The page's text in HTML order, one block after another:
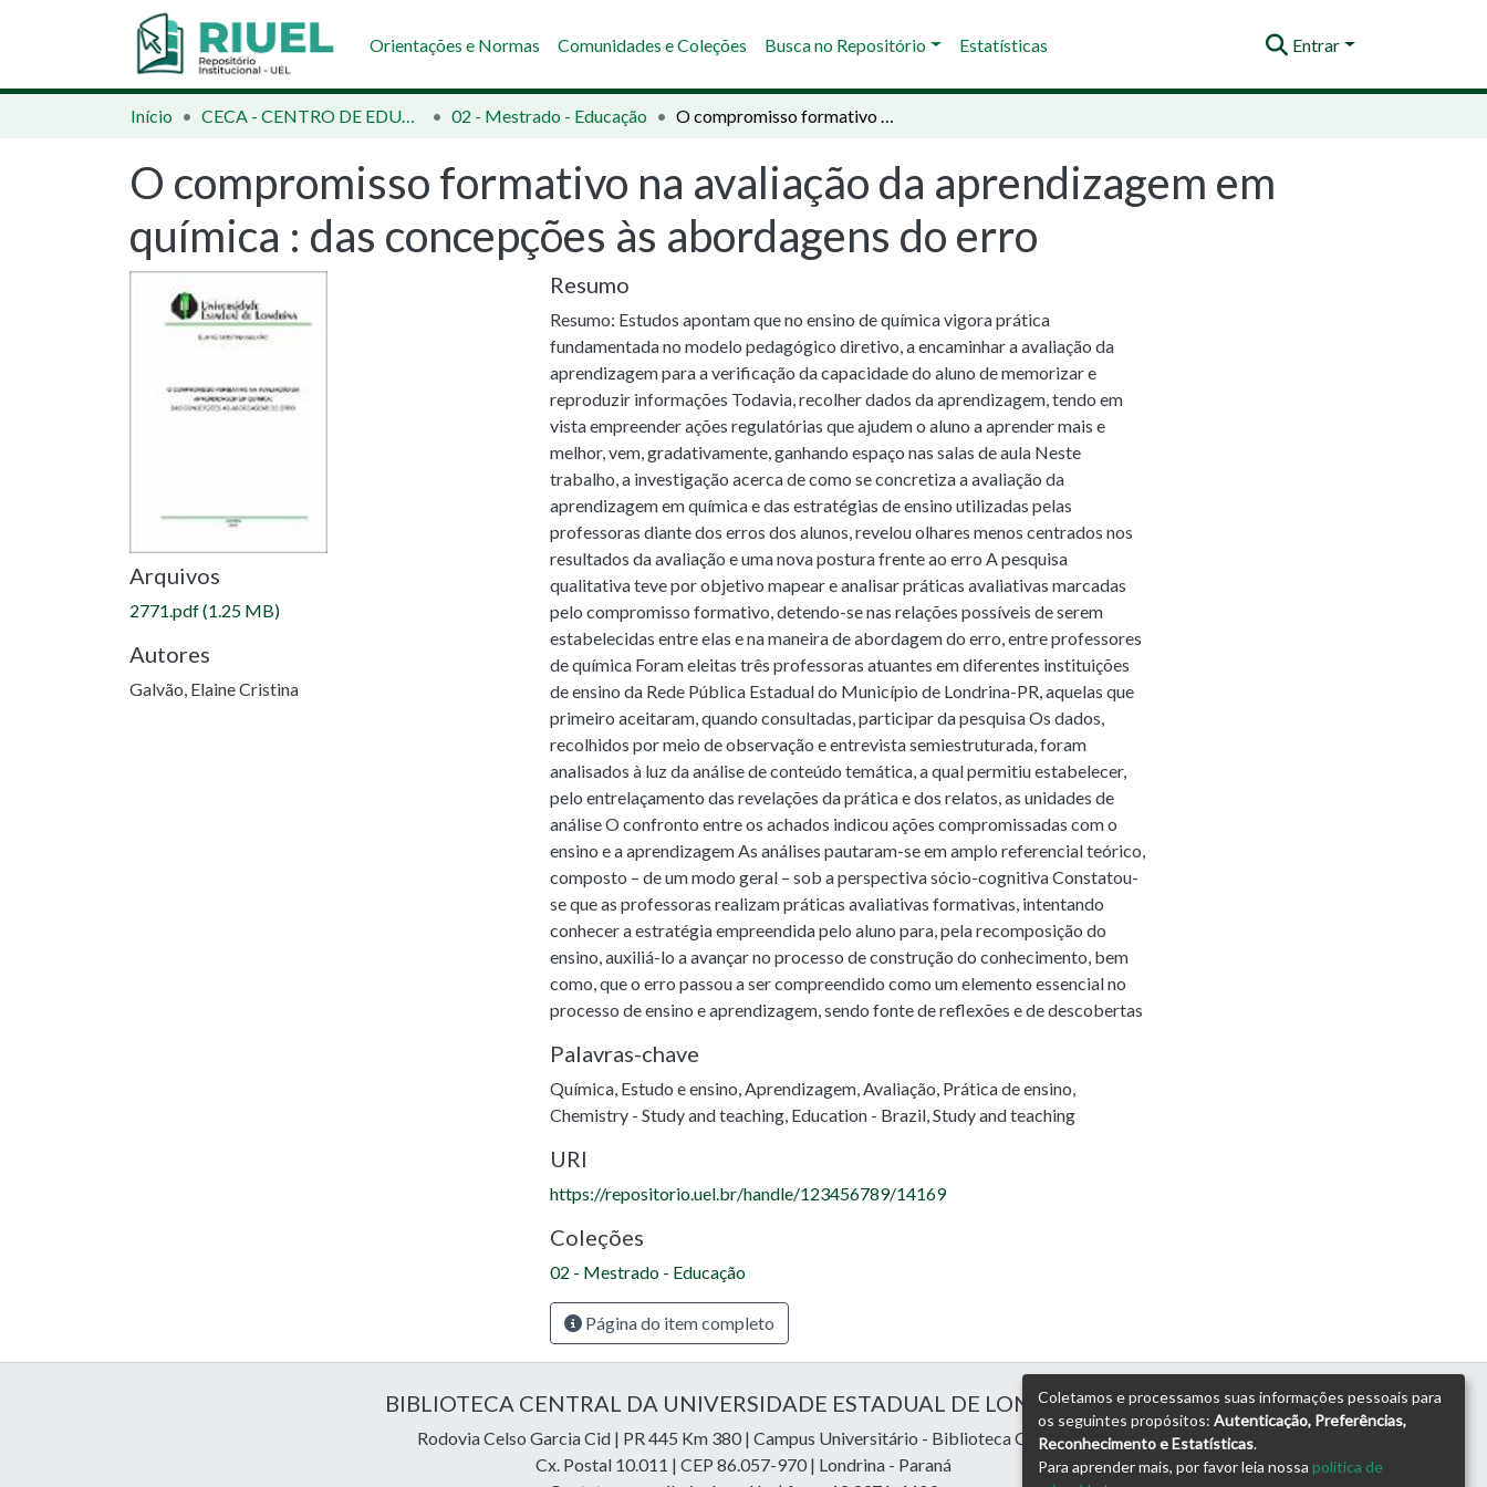
Orientações e Normas Comunidades e Coleções Busca no Repositório Estatísticas Entrar
Início CECA - CENTRO DE EDUCAÇÃO, COMUNICAÇÃO E ARTES 02 - Mestrado - Educação O compromisso formativo na avaliação da aprendizagem em química : das concepções às abordagens do erro
O compromisso formativo na avaliação da aprendizagem em
química : das concepções às abordagens do erro
Arquivos
2771.pdf(1.25 MB)
Autores
Galvão, Elaine Cristina
Resumo
Resumo: Estudos apontam que no ensino de química vigora prática
fundamentada no modelo pedagógico diretivo, a encaminhar a avaliação da
aprendizagem para a verificação da capacidade do aluno de memorizar e
reproduzir informações Todavia, recolher dados da aprendizagem, tendo em
vista empreender ações regulatórias que ajudem o aluno a aprender mais e
melhor, vem, gradativamente, ganhando espaço nas salas de aula Neste
trabalho, a investigação acerca de como se concretiza a avaliação da
aprendizagem em química e das estratégias de ensino utilizadas pelas
professoras diante dos erros dos alunos, revelou olhares menos centrados nos
resultados da avaliação e uma nova postura frente ao erro A pesquisa
qualitativa teve por objetivo mapear e analisar práticas avaliativas marcadas
pelo compromisso formativo, detendo-se nas relações possíveis de serem
estabelecidas entre elas e na maneira de abordagem do erro, entre professores
de química Foram eleitas três professoras atuantes em diferentes instituições
de ensino da Rede Pública Estadual do Município de Londrina-PR, aquelas que
primeiro aceitaram, quando consultadas, participar da pesquisa Os dados,
recolhidos por meio de observação e entrevista semiestruturada, foram
analisados à luz da análise de conteúdo temática, a qual permitiu estabelecer,
pelo entrelaçamento das revelações da prática e dos relatos, as unidades de
análise O confronto entre os achados indicou ações compromissadas com o
ensino e a aprendizagem As análises pautaram-se em amplo referencial teórico,
composto – de um modo geral – sob a perspectiva sócio-cognitiva Constatou-
se que as professoras realizam práticas avaliativas formativas, intentando
conhecer a estratégia empreendida pelo aluno para, pela recomposição do
ensino, auxiliá-lo a avançar no processo de construção do conhecimento, bem
como, que o erro passou a ser compreendido como um elemento essencial no
processo de ensino e aprendizagem, sendo fonte de reflexões e de descobertas
Palavras-chave
Química, Estudo e ensino,Aprendizagem,Avaliação, Prática de ensino,
Chemistry - Study and teaching, Education - Brazil,Study and teaching
URI
https://repositorio.uel.br/handle/123456789/14169
Coleções
02 - Mestrado - Educação
Página do item completo
BIBLIOTECA CENTRAL DA UNIVERSIDADE ESTADUAL DE LONDRINA
Rodovia Celso Garcia Cid | PR 445 Km 380 | Campus Universitário - Biblioteca Central
Cx. Postal 10.011 | CEP 86.057-970 | Londrina - Paraná
Coletamos e processamos suas informações pessoais para
os seguintes propósitos: Autenticação, Preferências,
Reconhecimento e Estatísticas.
Para aprender mais, por favor leia nossa política de